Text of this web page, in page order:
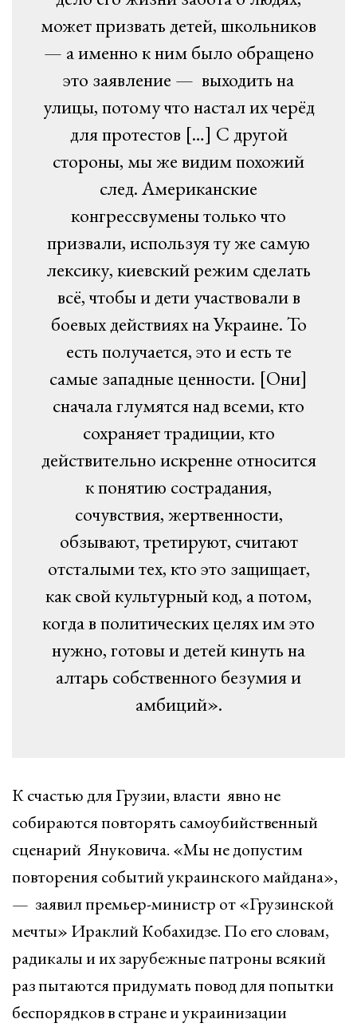
может призвать детей, школьников
— а именно к ним было обращено
это заявление — выходить на
улицы, потому что настал их черёд
для протестов […] С другой
стороны, мы же видим похожий
след. Американские
конгрессвумены только что
призвали, используя ту же самую
лексику, киевский режим сделать
всё, чтобы и дети участвовали в
боевых действиях на Украине. То
есть получается, это и есть те
самые западные ценности. [Они]
сначала глумятся над всеми, кто
сохраняет традиции, кто
действительно искренне относится
к понятию сострадания,
сочувствия, жертвенности,
обзывают, третируют, считают
отсталыми тех, кто это защищает,
как свой культурный код, а потом,
когда в политических целях им это
нужно, готовы и детей кинуть на
алтарь собственного безумия и
амбиций».
К счастью для Грузии, власти явно не
собираются повторять самоубийственный
сценарий Януковича. «Мы не допустим
повторения событий украинского майдана»,
— заявил премьер-министр от «Грузинской
мечты» Ираклий Кобахидзе. По его словам,
радикалы и их зарубежные патроны всякий
раз пытаются придумать повод для попытки
беспорядков в стране и украинизации